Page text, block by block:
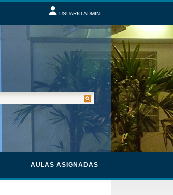
USUARIO ADMIN
AULAS ASIGNADAS